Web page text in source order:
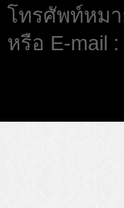
โทรศัพท์หมา
หรือ E-mail